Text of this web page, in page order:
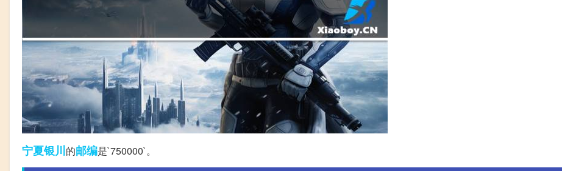
宁夏银川的邮编是`750000`。